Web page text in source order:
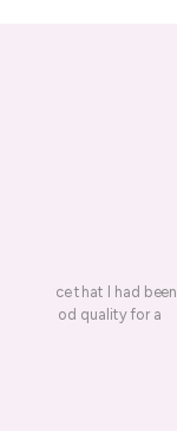
a piece that I had been
is good quality for a